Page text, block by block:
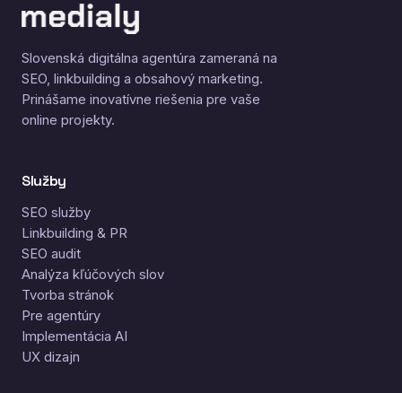
Slovenská digitálna agentúra zameraná na
SEO, linkbuilding a obsahový marketing.
Prinášame inovatívne riešenia pre vaše
online projekty.
Služby
SEO služby
Linkbuilding & PR
SEO audit
Analýza kľúčových slov
Tvorba stránok
Pre agentúry
Implementácia AI
UX dizajn